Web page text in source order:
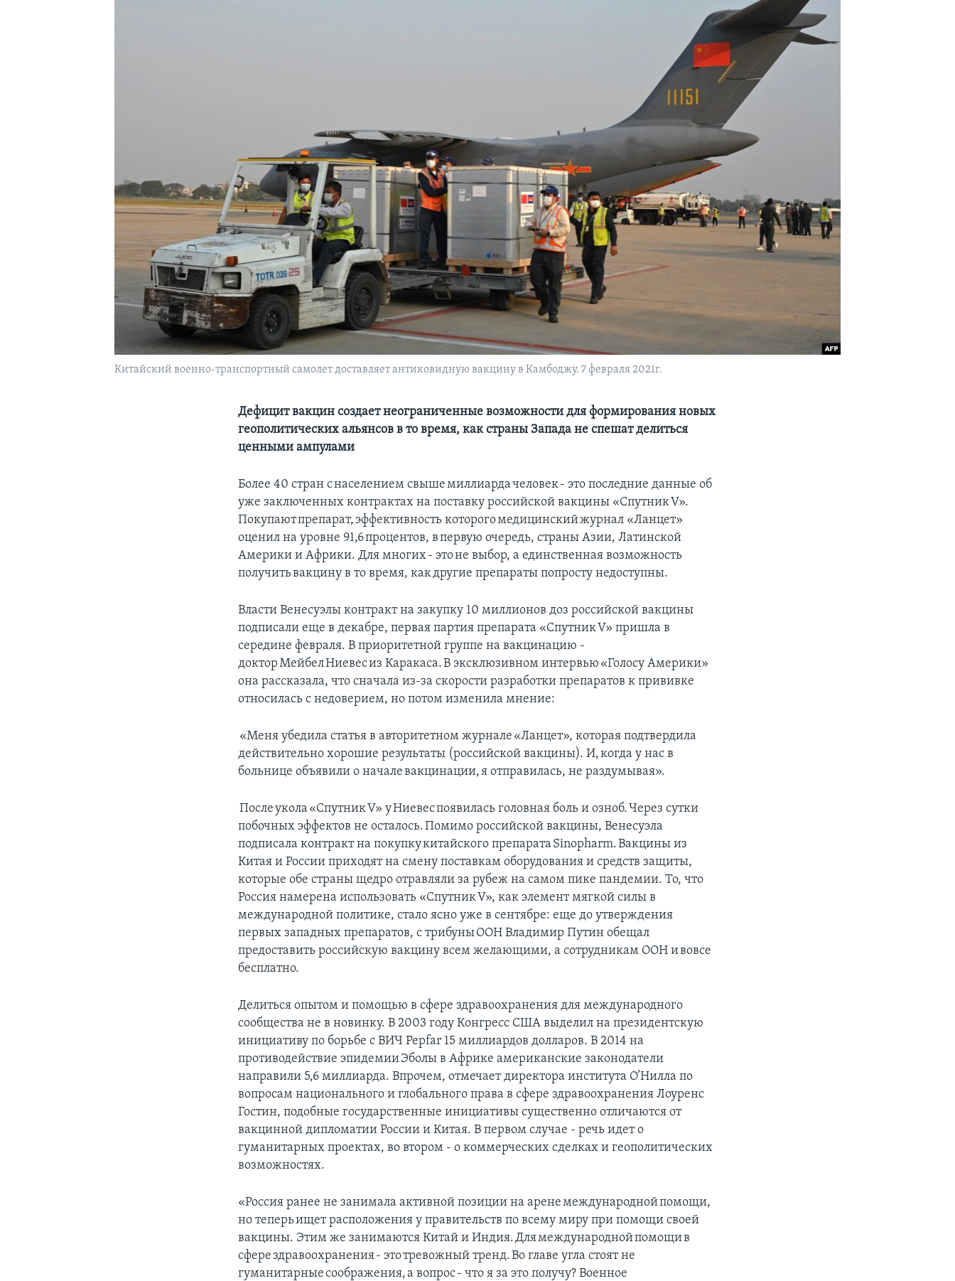
Китайский военно-транспортный самолет доставляет антиковидную вакцину в Камбоджу. 7 февраля 2021г.
Дефицит вакцин создает неограниченные возможности для формирования новых
геополитических альянсов в то время, как страны Запада не спешат делиться
ценными ампулами
Более 40 стран с населением свыше миллиарда человек - это последние данные об
уже заключенных контрактах на поставку российской вакцины «Спутник V».
Покупают препарат, эффективность которого медицинский журнал «Ланцет»
оценил на уровне 91,6 процентов, в первую очередь, страны Азии, Латинской
Америки и Африки. Для многих - это не выбор, а единственная возможность
получить вакцину в то время, как другие препараты попросту недоступны.
Власти Венесуэлы контракт на закупку 10 миллионов доз российской вакцины
подписали еще в декабре, первая партия препарата «Спутник V» пришла в
середине февраля. В приоритетной группе на вакцинацию -
доктор Мейбел Ниевес из Каракаса. В эксклюзивном интервью «Голосу Америки»
она рассказала, что сначала из-за скорости разработки препаратов к прививке
относилась с недоверием, но потом изменила мнение:
«Меня убедила статья в авторитетном журнале «Ланцет», которая подтвердила
действительно хорошие результаты (российской вакцины). И, когда у нас в
больнице объявили о начале вакцинации, я отправилась, не раздумывая».
После укола «Спутник V» у Ниевес появилась головная боль и озноб. Через сутки
побочных эффектов не осталось. Помимо российской вакцины, Венесуэла
подписала контракт на покупку китайского препарата Sinopharm. Вакцины из
Китая и России приходят на смену поставкам оборудования и средств защиты,
которые обе страны щедро отравляли за рубеж на самом пике пандемии. То, что
Россия намерена использовать «Спутник V», как элемент мягкой силы в
международной политике, стало ясно уже в сентябре: еще до утверждения
первых западных препаратов, с трибуны ООН Владимир Путин обещал
предоставить российскую вакцину всем желающими, а сотрудникам ООН и вовсе
бесплатно.
Делиться опытом и помощью в сфере здравоохранения для международного
сообщества не в новинку. В 2003 году Конгресс США выделил на президентскую
инициативу по борьбе с ВИЧ Pepfar 15 миллиардов долларов. В 2014 на
противодействие эпидемии Эболы в Африке американские законодатели
направили 5,6 миллиарда. Впрочем, отмечает директора института О’Нилла по
вопросам национального и глобального права в сфере здравоохранения Лоуренс
Гостин, подобные государственные инициативы существенно отличаются от
вакцинной дипломатии России и Китая. В первом случае - речь идет о
гуманитарных проектах, во втором - о коммерческих сделках и геополитических
возможностях.
«Россия ранее не занимала активной позиции на арене международной помощи,
но теперь ищет расположения у правительств по всему миру при помощи своей
вакцины. Этим же занимаются Китай и Индия. Для международной помощи в
сфере здравоохранения - это тревожный тренд. Во главе угла стоят не
гуманитарные соображения, а вопрос - что я за это получу? Военное